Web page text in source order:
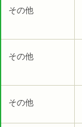
その他
その他
その他